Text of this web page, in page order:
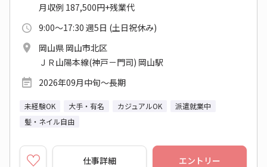
月収例 187,500円+残業代
9:00～17:30 週5日 (土日祝休み)
岡山県 岡山市北区
ＪＲ山陽本線(神戸－門司) 岡山駅
2026年09月中旬～長期
未経験OK 大手・有名 カジュアルOK
派遣就業中
髪・ネイル自由
仕事詳細 エントリー